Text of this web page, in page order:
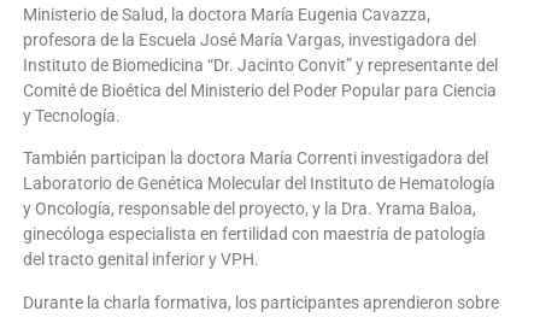
Ministerio de Salud, la doctora María Eugenia Cavazza,
profesora de la Escuela José María Vargas, investigadora del
Instituto de Biomedicina “Dr. Jacinto Convit” y representante del
Comité de Bioética del Ministerio del Poder Popular para Ciencia
y Tecnología.
También participan la doctora María Correnti investigadora del
Laboratorio de Genética Molecular del Instituto de Hematología
y Oncología, responsable del proyecto, y la Dra. Yrama Baloa,
ginecóloga especialista en fertilidad con maestría de patología
del tracto genital inferior y VPH.
Durante la charla formativa, los participantes aprendieron sobre